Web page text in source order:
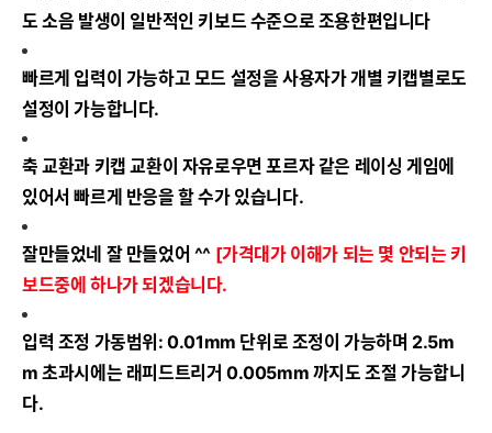
도 소음 발생이 일반적인 키보드 수준으로 조용한편입니다
빠르게 입력이 가능하고 모드 설정을 사용자가 개별 키캡별로도
설정이 가능합니다.
축 교환과 키캡 교환이 자유로우면 포르자 같은 레이싱 게임에
있어서 빠르게 반응을 할 수가 있습니다.
잘만들었네 잘 만들었어 ^^ [가격대가 이해가 되는 몇 안되는 키
보드중에 하나가 되겠습니다.
입력 조정 가동범위: 0.01mm 단위로 조정이 가능하며 2.5m
m 초과시에는 래피드트리거 0.005mm 까지도 조절 가능합니
다.